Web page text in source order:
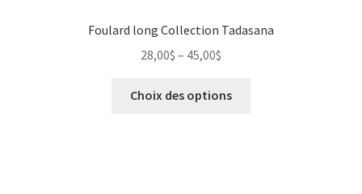
Foulard long Collection Tadasana
28,00$ – 45,00$
Choix des options